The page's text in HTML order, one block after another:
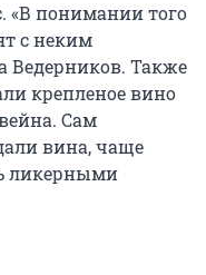
«В понимании того
с неким
Ведерников. Также
крепленое вино
Сам
вина, чаще
ликерными